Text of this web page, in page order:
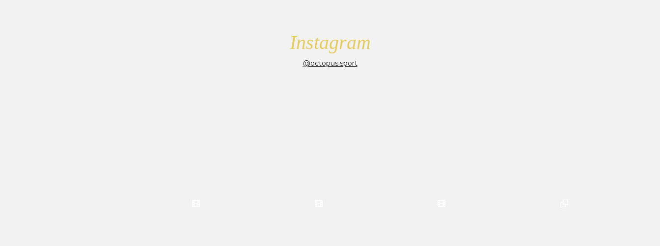
Instagram
@octopus.sport